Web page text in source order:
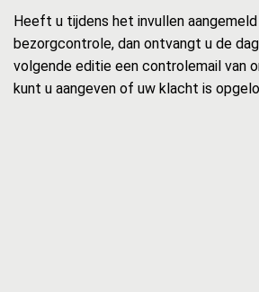
Heeft u tijdens het invullen
bezorgcontrole, dan ontvangt u de
volgende editie een controlemail van
kunt u aangeven of uw klacht is